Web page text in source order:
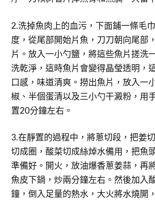
2.洗掉魚肉上的血污，下面鋪一條毛
度，從尾部開始片魚，刀刀朝向尾部
片。放入一小勺鹽，將這些魚片搓洗
洗乾淨，這時魚片會變得晶瑩透明，
口感，味道清爽。撈出魚片，放入一
椒、半個蛋清以及三小勺干澱粉，用
置20分鐘左右。
3.在靜置的過程中，將蔥切段，把姜
切成圈，酸菜切成絲焯水備用，把魚
準備好。開火，放油爆香蔥姜蒜，再
魚皮下鍋，炒兩分鐘左右。然後加入
鐘，倒入足量的熱水，大火將水燒開